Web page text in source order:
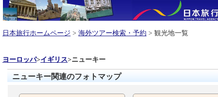
日本旅行ホームページ > 海外ツアー検索・予約 > 観光地一覧
ヨーロッパ>イギリス>ニューキー
ニューキー関連のフォトマップ